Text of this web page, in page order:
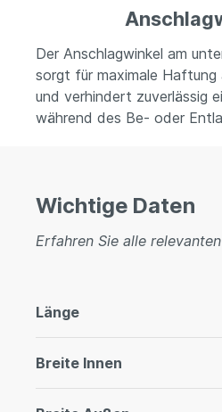
Der Anschlagwinkel am
sorgt für maximale
und verhindert zuverlässig
während des Be- oder
Wichtige Daten
Erfahren Sie alle
Länge
Breite Innen